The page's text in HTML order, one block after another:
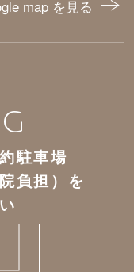
map を見る
駐車場
負担）を